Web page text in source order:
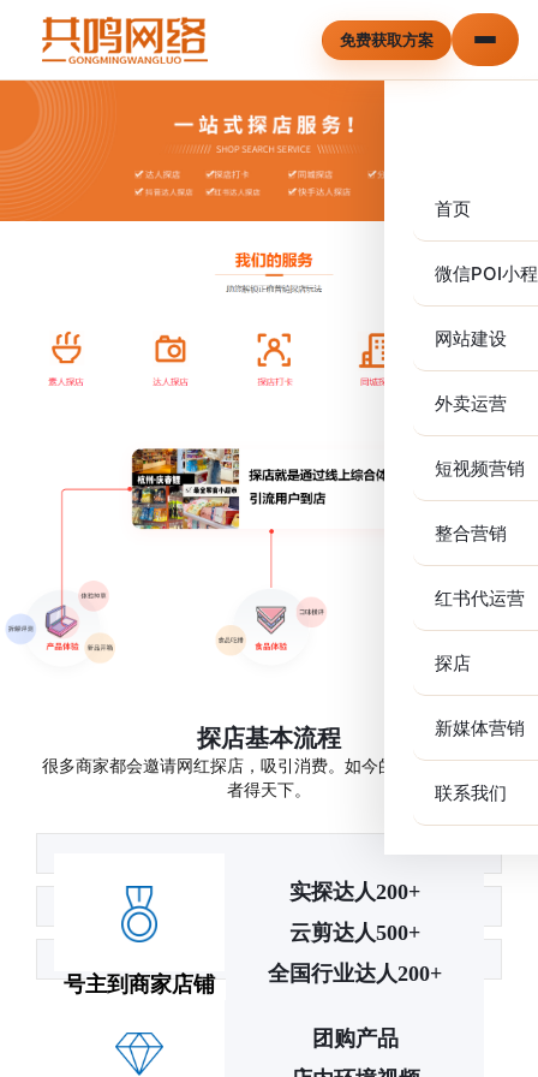
免费获取方案
首页
微信POI小
网站建设
外卖运营
短视频营销
整合营销
红书代运营
探店
新媒体营销
联系我们
探店基本流程
很多商家都会邀请网红探店，吸引消费。如今的行情，得流量
者得天下。
号主到商家店铺
实探达人200+
云剪达人500+
全国行业达人200+
团购产品